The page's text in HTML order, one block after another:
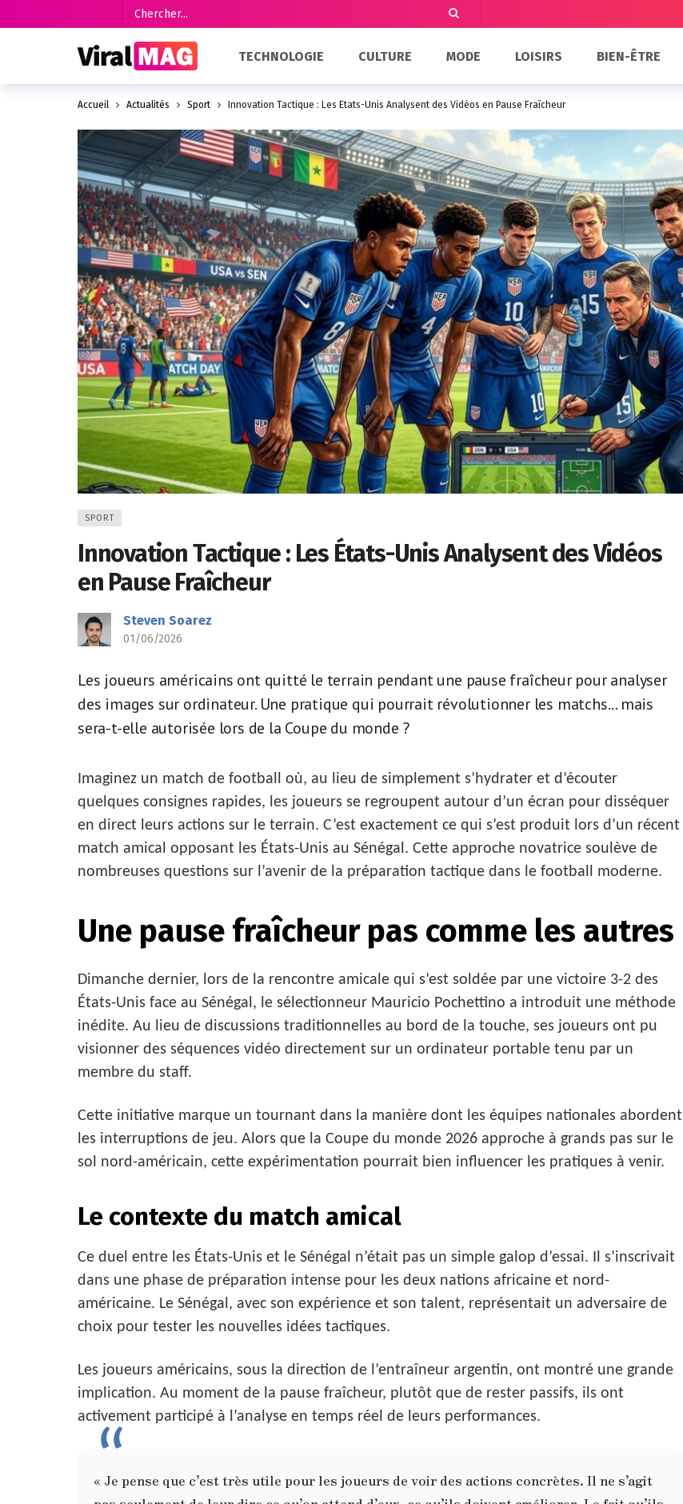
TECHNOLOGIE CULTURE MODE LOISIRS BIEN-ÊTRE
Accueil Actualités Sport Innovation Tactique : Les États-Unis Analysent des Vidéos en Pause Fraîcheur
SPORT
Innovation Tactique : Les États-Unis Analysent des Vidéos
en Pause Fraîcheur
Steven Soarez
01/06/2026
Les joueurs américains ont quitté le terrain pendant une pause fraîcheur pour analyser
des images sur ordinateur. Une pratique qui pourrait révolutionner les matchs... mais
sera-t-elle autorisée lors de la Coupe du monde ?
Imaginez un match de football où, au lieu de simplement s’hydrater et d’écouter
quelques consignes rapides, les joueurs se regroupent autour d’un écran pour disséquer
en direct leurs actions sur le terrain. C’est exactement ce qui s’est produit lors d’un récent
match amical opposant les États-Unis au Sénégal. Cette approche novatrice soulève de
nombreuses questions sur l’avenir de la préparation tactique dans le football moderne.
Une pause fraîcheur pas comme les autres
Dimanche dernier, lors de la rencontre amicale qui s’est soldée par une victoire 3-2 des
États-Unis face au Sénégal, le sélectionneur Mauricio Pochettino a introduit une méthode
inédite. Au lieu de discussions traditionnelles au bord de la touche, ses joueurs ont pu
visionner des séquences vidéo directement sur un ordinateur portable tenu par un
membre du staff.
Cette initiative marque un tournant dans la manière dont les équipes nationales abordent
les interruptions de jeu. Alors que la Coupe du monde 2026 approche à grands pas sur le
sol nord-américain, cette expérimentation pourrait bien influencer les pratiques à venir.
Le contexte du match amical
Ce duel entre les États-Unis et le Sénégal n’était pas un simple galop d’essai. Il s’inscrivait
dans une phase de préparation intense pour les deux nations africaine et nord-
américaine. Le Sénégal, avec son expérience et son talent, représentait un adversaire de
choix pour tester les nouvelles idées tactiques.
Les joueurs américains, sous la direction de l’entraîneur argentin, ont montré une grande
implication. Au moment de la pause fraîcheur, plutôt que de rester passifs, ils ont
activement participé à l’analyse en temps réel de leurs performances.
« Je pense que c’est très utile pour les joueurs de voir des actions concrètes. Il ne s’agit